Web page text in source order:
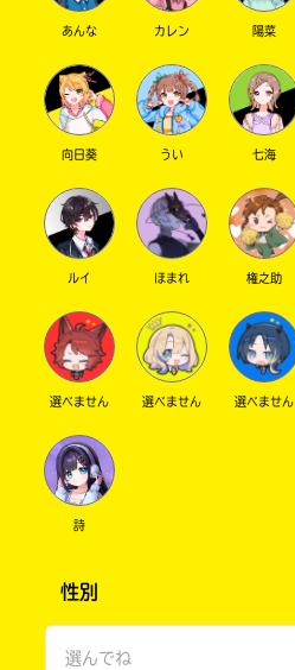
あんな カレン 陽菜
向日葵 うい 七海
ルイ ほまれ 権之助
選べません 選べません 選べません
詩
性別
選んでね